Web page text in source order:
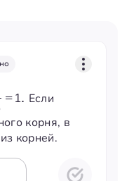
Если
корня, в
корней.